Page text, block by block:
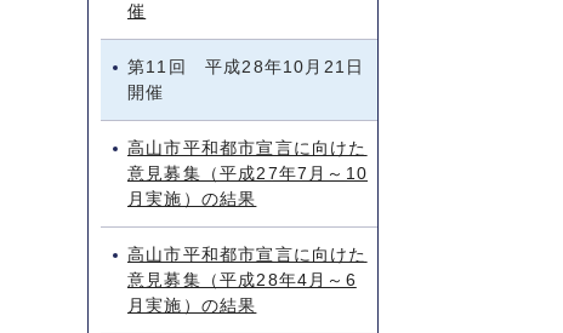
催
第11回 平成28年10月21日
開催
高山市平和都市宣言に向けた
意見募集（平成27年7月～10
月実施）の結果
高山市平和都市宣言に向けた
意見募集（平成28年4月～6
月実施）の結果